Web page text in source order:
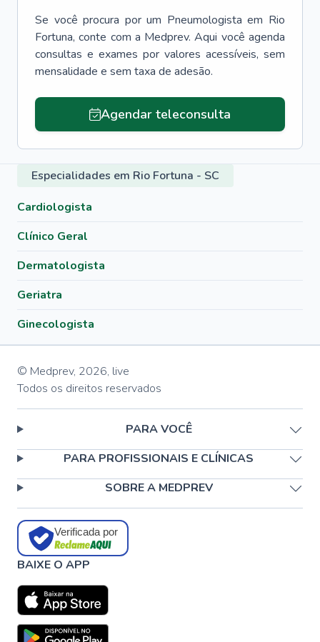
Se você procura por um Pneumologista em Rio
Fortuna, conte com a Medprev. Aqui você agenda
consultas e exames por valores acessíveis, sem
mensalidade e sem taxa de adesão.
Agendar teleconsulta
Especialidades em Rio Fortuna - SC
Cardiologista
Clínico Geral
Dermatologista
Geriatra
Ginecologista
© Medprev, 2026, live
Todos os direitos reservados
PARA VOCÊ
PARA PROFISSIONAIS E CLÍNICAS
SOBRE A MEDPREV
Verificada por
BAIXE O APP